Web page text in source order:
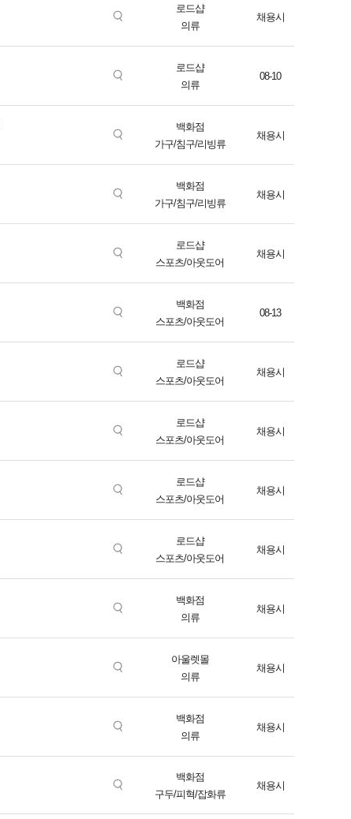
로드샵
의류
채용시
로드샵
의류
08-10
백화점
가구/침구/리빙류
채용시
백화점
가구/침구/리빙류
채용시
로드샵
스포츠/아웃도어
채용시
백화점
스포츠/아웃도어
08-13
로드샵
스포츠/아웃도어
채용시
로드샵
스포츠/아웃도어
채용시
로드샵
스포츠/아웃도어
채용시
로드샵
스포츠/아웃도어
채용시
백화점
의류
채용시
아울렛몰
의류
채용시
백화점
의류
채용시
백화점
구두/피혁/잡화류
채용시